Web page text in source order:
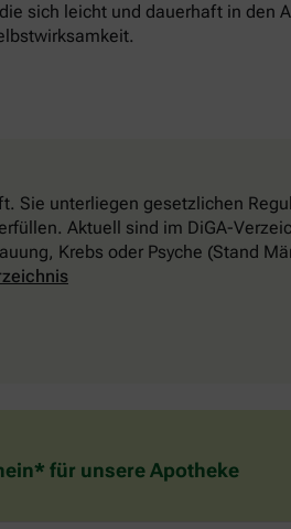
sich leicht und dauerhaft in den
Sie unterliegen gesetzlichen
Aktuell sind im DiGA-
Krebs oder Psyche (Stand
für unsere Apotheke